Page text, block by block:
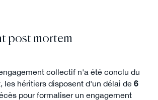
post mortem
collectif n'a été conclu du
les héritiers disposent d'un délai de 6
pour formaliser un engagement